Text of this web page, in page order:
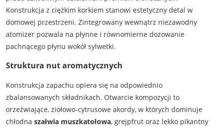
Konstrukcja z ciężkim korkiem stanowi estetyczny detal w
domowej przestrzeni. Zintegrowany wewnątrz niezawodny
atomizer pozwala na płynne i równomierne dozowanie
pachnącego płynu wokół sylwetki.
Struktura nut aromatycznych
Konstrukcja zapachu opiera się na odpowiednio
zbalansowanych składnikach. Otwarcie kompozycji to
orzeźwiające, ziołowo-cytrusowe akordy, w których dominuje
chłodna szałwia muszkatołowa, grejpfrut oraz lekko pikantny